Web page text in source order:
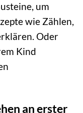
um
wie Zählen,
Oder
Kind
an erster